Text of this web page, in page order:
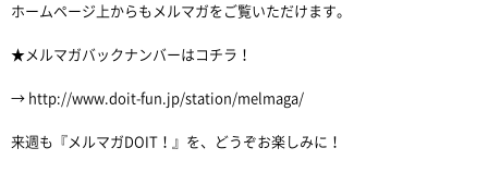
ホームページ上からもメルマガをご覧いただけます。
★メルマガバックナンバーはコチラ！
→ http://www.doit-fun.jp/station/melmaga/
来週も『メルマガDOIT！』を、どうぞお楽しみに！